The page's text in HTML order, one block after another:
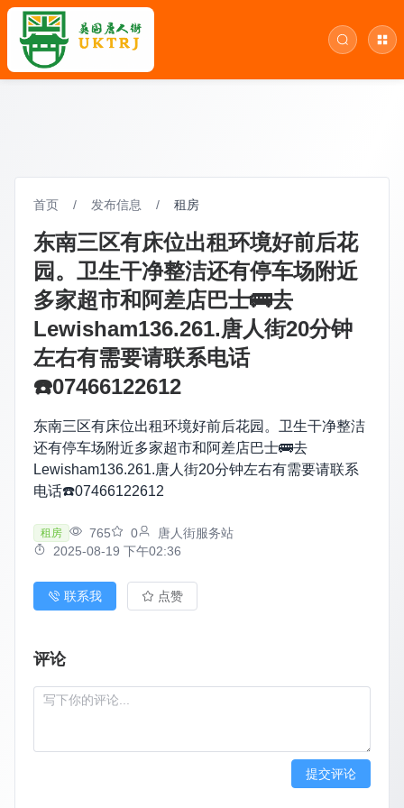
首页 / 发布信息 / 租房
东南三区有床位出租环境好前后花
园。卫生干净整洁还有停车场附近
多家超市和阿差店巴士🚌去
Lewisham136.261.唐人街20分钟
左右有需要请联系电话
☎️07466122612
东南三区有床位出租环境好前后花园。卫生干净整洁
还有停车场附近多家超市和阿差店巴士🚌去
Lewisham136.261.唐人街20分钟左右有需要请联系
电话☎️07466122612
租房 765 0
唐人街服务站
2025-08-19 下午02:36
联系我 点赞
评论
提交评论